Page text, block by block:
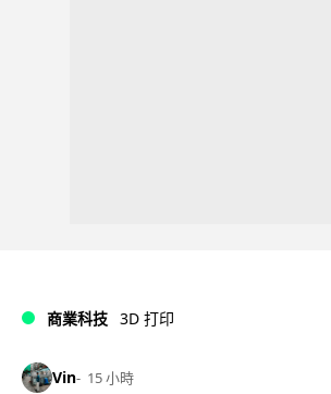
商業科技 3D 打印
Vin 15 小時